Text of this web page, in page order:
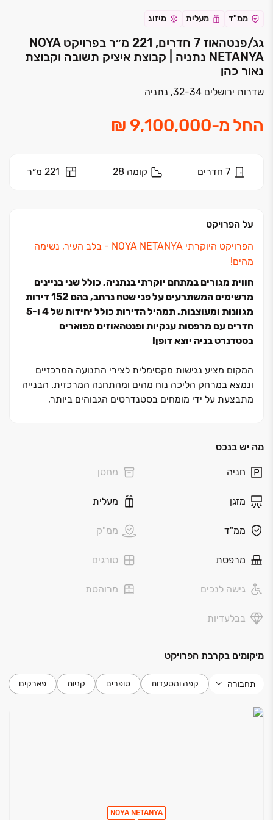
ממ"ד מעלית מיזוג
גג/פנטהאוז 7 חדרים, 221 מ״ר בפרויקט NOYA
NETANYA נתניה | קבוצת איציק תשובה וקבוצת
נאור כהן
שדרות ירושלים 32-34, נתניה
החל מ-
7 חדרים קומה 28 221 מ״ר
על הפרויקט
הפרויקט היוקרתי NOYA NETANYA ‏- בלב העיר, נשימה
מהים!
חווית מגורים במתחם יוקרתי בנתניה, כולל שני בניינים
מרשימים המשתרעים על פני שטח נרחב, בהם ‏152 דירות
מגוונות ומעוצבות. תמהיל הדירות כולל יחידות של ‏4 ו‏-5
חדרים עם מרפסות ענקיות ופנטהאוזים מפוארים
בסטדנרט בניה יוצא דופן!
המקום מציע נגישות מקסימלית לצירי התנועה המרכזיים
ונמצא במרחק הליכה נוח מהים ומהתחנה המרכזית. הבנייה
מתבצעת על ידי מומחים בסטנדרטים הגבוהים ביותר,
לדיירים ליהנות ממגוון שירותים.
הפרויקט תוכנן בקפידה במטרה להציע לדיירים חווית מגורים
חינוך ורחובות העיר המרכזיים המשתדרגים כל העת.
מה יש בנכס
חניה מחסן
מזגן מעלית
ממ"ד ממ"ק
מרפסת סורגים
גישה לנכים מרוהטת
בבלעדיות
מיקומים בקרבת הפרויקט
תחבורה קפה ומסעדות סופרים קניות פארקים
NOYA NETANYA